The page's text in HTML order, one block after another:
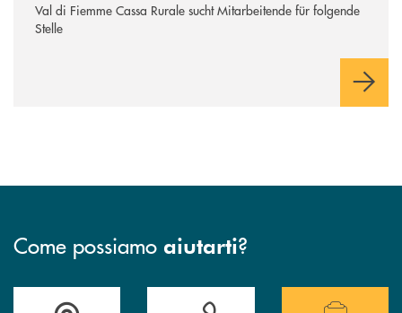
Val di Fiemme Cassa Rurale sucht Mitarbeitende für folgende
Stelle
Come possiamo aiutarti?
Accedi all' elenco completo delle filiali della Cassa Rurale.
Hai bisogno di assistenza immediata?
Hai bisogno di